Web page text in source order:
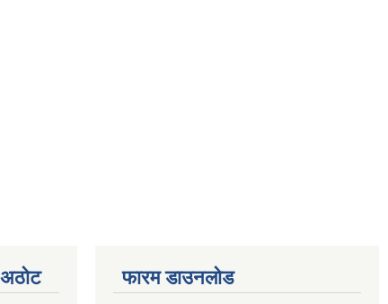
अठोट फारम डाउनलोड